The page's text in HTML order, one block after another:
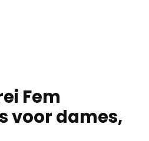
Fem
voor dames,